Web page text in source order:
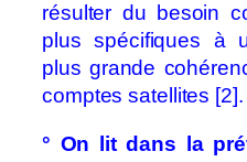
résulter du besoin
plus spécifiques à
plus grande
comptes satellites [2].
° On lit dans la